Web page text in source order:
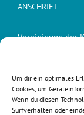
Um dir ein optimales
Cookies, um
Wenn du diesen
Surfverhalten oder
ANSCHRIFT
Vereinigung der
Dr. Peter Suter,
Schuelgass 9
6215